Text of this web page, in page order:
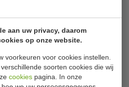
aan uw privacy, daarom
op onze website.
voorkeuren voor cookies instellen.
soorten cookies die wij
cookies pagina. In onze
serveerschaal 40
40cm(b)x27cm
RVS constructie subtiele
functionaliteit tegen een
en vaatwasserbestendig, zodat hij